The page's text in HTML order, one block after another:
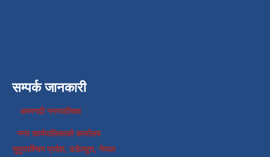
सम्पर्क जानकारी
अमरगढी नगरपालिका
नगर कार्यपालिकाको कार्यालय
सुदुरपश्चिम प्रदेश, डडेल्धुरा, नेपाल